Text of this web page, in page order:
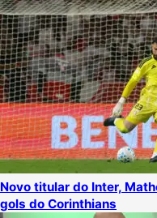
Novo titular do Inter,
gols do Corinthians